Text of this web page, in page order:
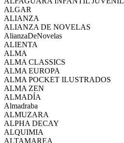
ALGAR
ALIANZA
ALIANZA DE NOVELAS
AlianzaDeNovelas
ALIENTA
ALMA
ALMA CLASSICS
ALMA EUROPA
ALMA POCKET ILUSTRADOS
ALMA ZEN
ALMADÍA
Almadraba
ALMUZARA
ALPHA DECAY
ALQUIMIA
ALTAMAREA